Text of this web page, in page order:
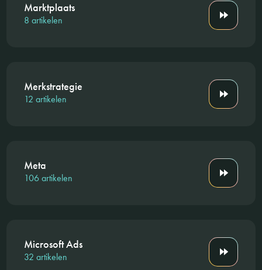
Marktplaats
8 artikelen
Merkstrategie
12 artikelen
Meta
106 artikelen
Microsoft Ads
32 artikelen